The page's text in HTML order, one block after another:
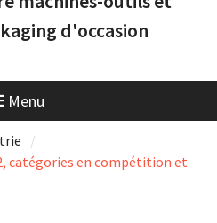
d'occasion
Menu
catégories en compétition et